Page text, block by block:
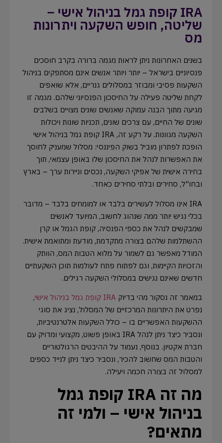
IRA קופת גמל בניהול אישי –
שליטה, חופש השקעה ויתרונות
מס
בשנים האחרונות ניתן לראות מגמה ברורה בקרב חוסכים
פנסיוניים בישראל – יותר ויותר אנשים אינם מסתפקים בניהול
השקעות פסיבי ומבוזר במסלולים גנריים, אלא שואפים
לקחת שליטה פעילה על החיסכון הפנסיוני שלהם. מגמה זו
מגיעה מתוך הבנה עמוקה שאנשים שונים מצויים בשלבים
שונים של החיים, עם צרכים שונים, תכניות שונות ויכולות
השקעה מגוונות. על רקע זה, IRA קופת גמל בניהול אישי
הופכת לפתרון מוביל בשוק הפיננסי: מסלול שמעניק לחוסך
את האפשרות לנהל את החיסכון שלו באופן עצמאי, תוך
בחירה אישית של אפיקי השקעה, נכסים וניירות ערך – בארץ
ובחו"ל, סחירים ובלתי סחירים כאחד.
IRA אינו מסלול לעשירים בלבד או למומחים בלבד – מדובר
בכלי נגיש יותר ממה שנהוג לחשוב, המיועד לאנשים
שמבקשים לנהל את כספי הפנסיה, קופת הגמל או קרן
ההשתלמות שלהם בצורה מתקדמת, מודעת ומתואמת אישית.
המודל מאפשר גם לשמור על מלוא הטבות המס, הוותק
והזכויות הקיימות, וגם לפתוח פתח לעולמות תוכן השקעתיים
חדשים שאינם נגישים במסלולי השקעה רגילים.
במאמר זה נסקור מהי בדיוק IRA קופת גמל בניהול אישי
,
נפרט את היתרונות המרכזיים של המסלול, נציג את סוגי
ההשקעות האפשריים בו – כולל השקעות אלטרנטיביות,
ונסביר כיצד ניתן לנהל IRA באופן פשוט, מקצועי ומדויק עם
חברת אקטיון. בנוסף, נעמוד על ההיבטים הרגולטוריים
והטבות המס שחשוב להכיר, ונסביר כיצד ניתן לנייד כספים
למסלול זה בצורה חכמה ויעילה.
מה זה IRA קופת גמל
בניהול אישי – ולמי זה
מתאים?